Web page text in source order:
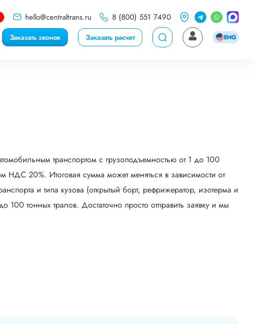
hello@centraltrans.ru 8 (800) 551 7490
Заказать звонок Заказать расчет ENG
транспортом с грузоподъемностью от 1 до 100
НДС 20%. Итоговая сумма может меняться в зависимости от
и типа кузова (открытый борт, рефрижератор, изотерма и
тонных тралов. Достаточно просто отправить заявку и мы